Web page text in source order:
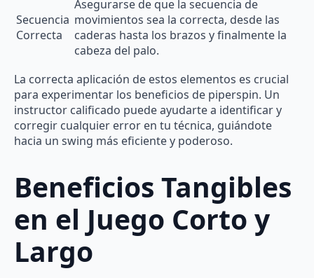
Secuencia
Correcta
Asegurarse de que la secuencia de
movimientos sea la correcta, desde las
caderas hasta los brazos y finalmente la
cabeza del palo.
La correcta aplicación de estos elementos es crucial
para experimentar los beneficios de piperspin. Un
instructor calificado puede ayudarte a identificar y
corregir cualquier error en tu técnica, guiándote
hacia un swing más eficiente y poderoso.
Beneficios Tangibles
en el Juego Corto y
Largo